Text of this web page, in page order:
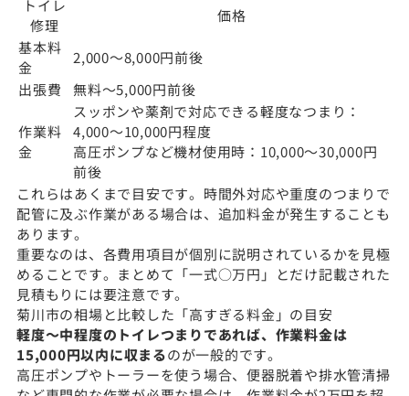
トイレ
修理
価格
基本料
金
2,000〜8,000円前後
出張費
無料〜5,000円前後
作業料
金
スッポンや薬剤で対応できる軽度なつまり：
4,000〜10,000円程度
高圧ポンプなど機材使用時：10,000〜30,000円
前後
これらはあくまで目安です。時間外対応や重度のつまりで
配管に及ぶ作業がある場合は、追加料金が発生することも
あります。
重要なのは、各費用項目が個別に説明されているかを見極
めることです。まとめて「一式○万円」とだけ記載された
見積もりには要注意です。
菊川市の相場と比較した「高すぎる料金」の目安
軽度〜中程度のトイレつまりであれば、作業料金は
15,000円以内に収まるのが一般的です。
高圧ポンプやトーラーを使う場合、便器脱着や排水管清掃